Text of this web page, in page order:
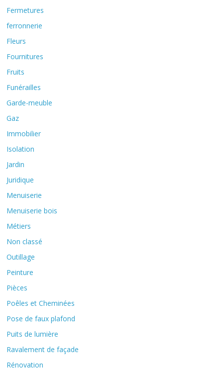
Fermetures
ferronnerie
Fleurs
Fournitures
Fruits
Funérailles
Garde-meuble
Gaz
Immobilier
Isolation
Jardin
Juridique
Menuiserie
Menuiserie bois
Métiers
Non classé
Outillage
Peinture
Pièces
Poêles et Cheminées
Pose de faux plafond
Puits de lumière
Ravalement de façade
Rénovation